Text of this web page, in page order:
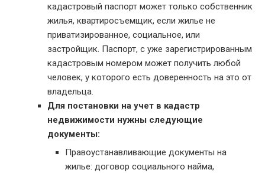
кадастровый паспорт может только собственник
жилья, квартиросъемщик, если жилье не
приватизированное, социальное, или
застройщик. Паспорт, с уже зарегистрированным
кадастровым номером может получить любой
человек, у которого есть доверенность на это от
владельца.
Для постановки на учет в кадастр
недвижимости нужны следующие
документы:
Правоустанавливающие документы на
жилье: договор социального найма,